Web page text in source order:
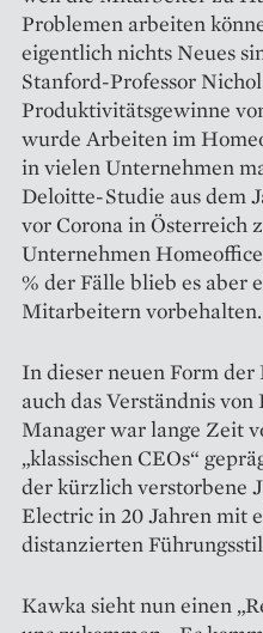
Problemen arbeiten
eigentlich nichts Neues
Stanford-Professor
Produktivitäts­gewinne
wurde Arbeiten im
in vielen Unternehmen
Deloitte-Studie aus dem
vor Corona in Österreich
Unternehmen
% der Fälle blieb es aber
Mitarbeitern vorbehalten.
In dieser neuen Form
auch das Verständnis
Manager war lange Zeit
„klassischen CEOs“
der kürzlich verstorbene
Electric in 20 Jahren mit
distanzierten
Kawka sieht nun einen